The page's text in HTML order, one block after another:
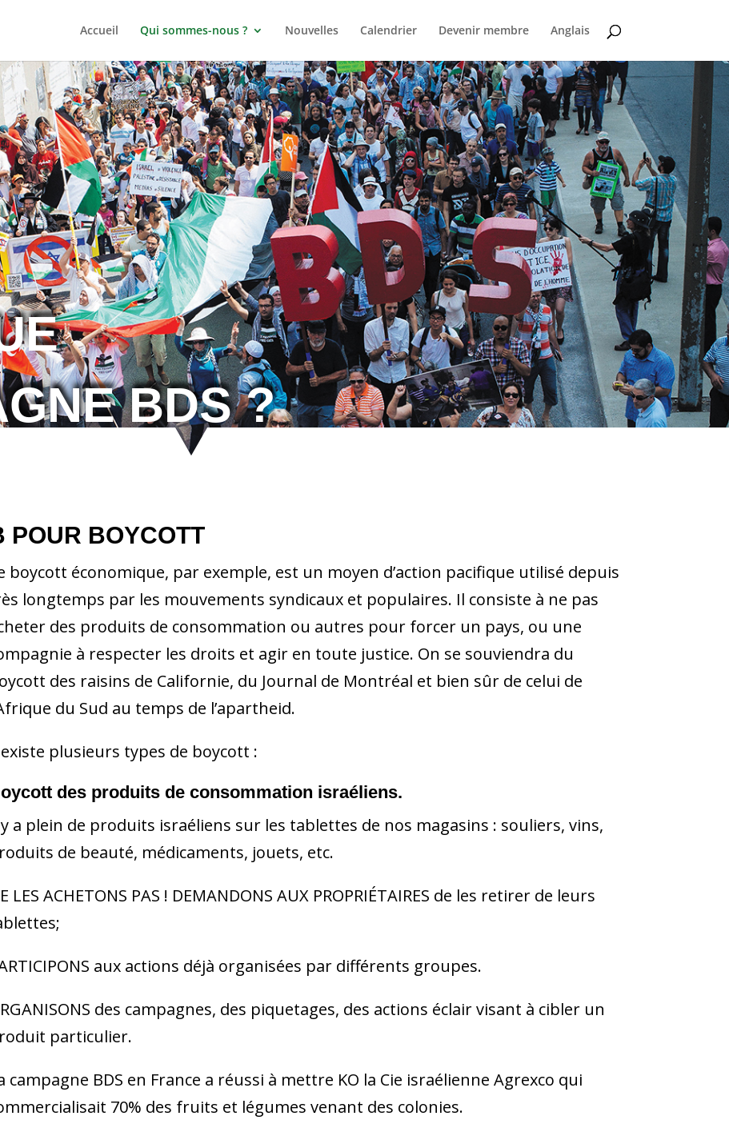
Accueil Qui sommes-nous ? Nouvelles Calendrier Devenir membre Anglais
BDS ?
POUR BOYCOTT
boycott économique, par exemple, est un moyen d’action pacifique utilisé depuis
longtemps par les mouvements syndicaux et populaires. Il consiste à ne pas
des produits de consommation ou autres pour forcer un pays, ou une
à respecter les droits et agir en toute justice. On se souviendra du
des raisins de Californie, du Journal de Montréal et bien sûr de celui de
du Sud au temps de l’apartheid.
plusieurs types de boycott :
des produits de consommation israéliens.
a plein de produits israéliens sur les tablettes de nos magasins : souliers, vins,
de beauté, médicaments, jouets, etc.
LES ACHETONS PAS ! DEMANDONS AUX PROPRIÉTAIRES de les retirer de leurs
aux actions déjà organisées par différents groupes.
des campagnes, des piquetages, des actions éclair visant à cibler un
particulier.
campagne BDS en France a réussi à mettre KO la Cie israélienne Agrexco qui
70% des fruits et légumes venant des colonies.